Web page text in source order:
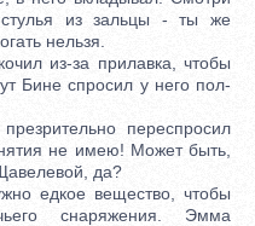
из зальцы - ты же
нельзя.
из-за прилавка, чтобы
Бине спросил у него пол-
переспросил
не имею! Может быть,
да?
едкое вещество, чтобы
снаряжения. Эмма